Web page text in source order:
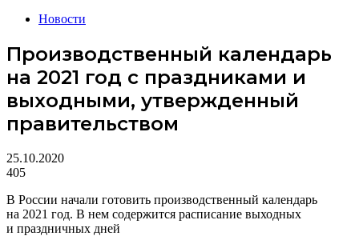
Новости
Производственный календарь
на 2021 год с праздниками и
выходными, утвержденный
правительством
25.10.2020
405
В России начали готовить производственный календарь
на 2021 год. В нем содержится расписание выходных
и праздничных дней